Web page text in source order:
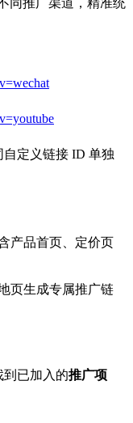
定义链接 ID 单独
产品首页、定价页
页生成专属推广链
已加入的推广项